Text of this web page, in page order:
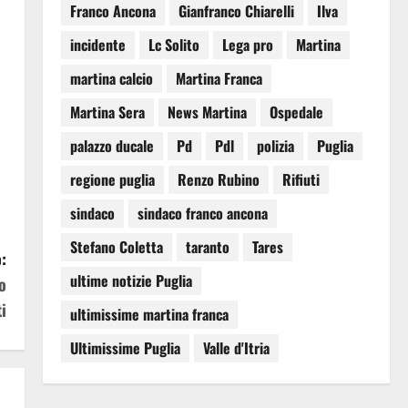
Franco Ancona Gianfranco Chiarelli
Ilva
incidente
Lc Solito Lega pro
Martina
martina calcio
Martina Franca
Martina Sera
News Martina
Ospedale
palazzo ducale
Pd Pdl polizia
Puglia
regione puglia
Renzo Rubino
Rifiuti
sindaco
sindaco franco ancona
Stefano Coletta
taranto
Tares
ultime notizie Puglia
ultimissime martina franca
Ultimissime Puglia
Valle d'Itria